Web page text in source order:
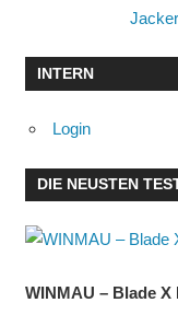
INTERN
Login
DIE NEUSTEN
WINMAU – Blade